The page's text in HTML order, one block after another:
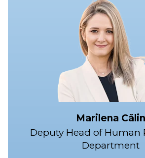
Marilena Călin
Deputy Head of Human
Department